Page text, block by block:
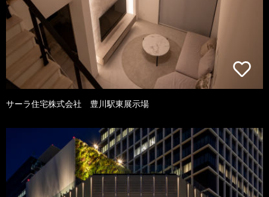
サーラ住宅株式会社 豊川駅東展示場